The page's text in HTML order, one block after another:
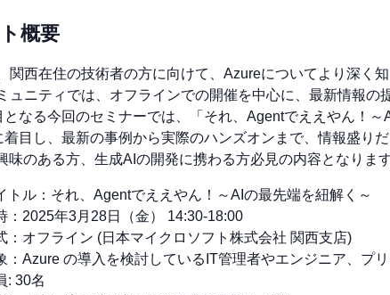
概要
関西在住の技術者の方に向けて、Azureについてより深く
ュニティでは、オフラインでの開催を中心に、最新情報の
となる今回のセミナーでは、「それ、Agentでええやん！
目し、最新の事例から実際のハンズオンまで、情報盛り
味のある方、生成AIの開発に携わる方必見の内容となりま
トル：それ、Agentでええやん！～AIの最先端を紐解く～
：2025年3月28日（金） 14:30-18:00
：オフライン (日本マイクロソフト株式会社 関西支店)
：Azure の導入を検討しているIT管理者やエンジニア、プ
: 30名